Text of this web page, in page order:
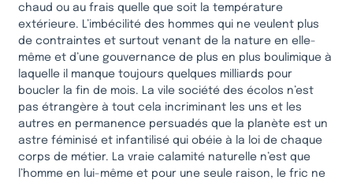
chaud ou au frais quelle que soit la température
extérieure. L’imbécilité des hommes qui ne veulent plus
de contraintes et surtout venant de la nature en elle-
même et d’une gouvernance de plus en plus boulimique à
laquelle il manque toujours quelques milliards pour
boucler la fin de mois. La vile société des écolos n’est
pas étrangère à tout cela incriminant les uns et les
autres en permanence persuadés que la planète est un
astre féminisé et infantilisé qui obéie à la loi de chaque
corps de métier. La vraie calamité naturelle n’est que
l’homme en lui-même et pour une seule raison, le fric ne